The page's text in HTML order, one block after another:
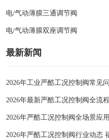
电/气动薄膜三通调节阀
电/气动薄膜双座调节阀
最新新闻
2026年工业严酷工况控制阀常见
2026年最新严酷工况控制阀全流
2026年严酷工况控制阀全场景应
2026年严酷工况控制阀行业动态